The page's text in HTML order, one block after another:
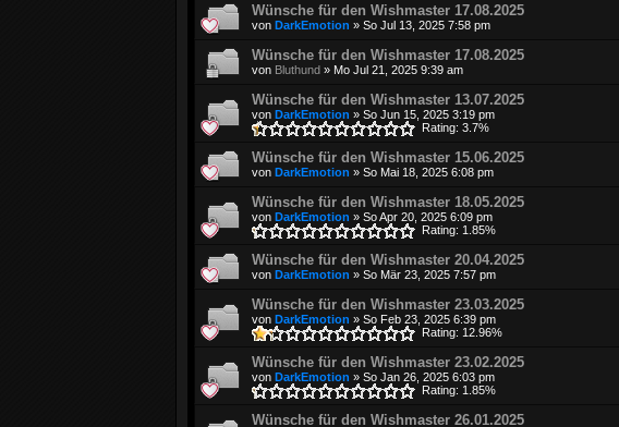
Wünsche für den Wishmaster 17.08.2025
von DarkEmotion » So Jul 13, 2025 7:58 pm
Wünsche für den Wishmaster 17.08.2025
von Bluthund » Mo Jul 21, 2025 9:39 am
Wünsche für den Wishmaster 13.07.2025
von DarkEmotion » So Jun 15, 2025 3:19 pm
Rating: 3.7%
Wünsche für den Wishmaster 15.06.2025
von DarkEmotion » So Mai 18, 2025 6:08 pm
Wünsche für den Wishmaster 18.05.2025
von DarkEmotion » So Apr 20, 2025 6:09 pm
Rating: 1.85%
Wünsche für den Wishmaster 20.04.2025
von DarkEmotion » So Mär 23, 2025 7:57 pm
Wünsche für den Wishmaster 23.03.2025
von DarkEmotion » So Feb 23, 2025 6:39 pm
Rating: 12.96%
Wünsche für den Wishmaster 23.02.2025
von DarkEmotion » So Jan 26, 2025 6:03 pm
Rating: 1.85%
Wünsche für den Wishmaster 26.01.2025